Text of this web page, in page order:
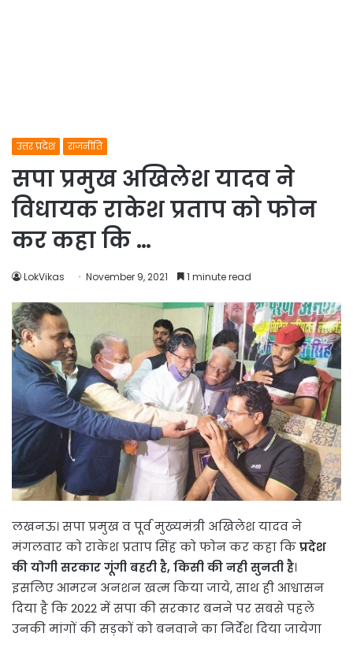
उत्तर प्रदेश राजनीति
सपा प्रमुख अखिलेश यादव ने
विधायक राकेश प्रताप को फोन
कर कहा कि …
LokVikas November 9, 2021 1 minute read
लखनऊ। सपा प्रमुख व पूर्व मुख्यमंत्री अखिलेश यादव ने
मंगलवार को राकेश प्रताप सिंह को फोन कर कहा किप्रदेश
की योगी सरकार गूंगी बहरी है, किसी की नही सुनती है।
इसलिए आमरन अनशन खत्म किया जाये, साथ ही आश्वासन
दिया है कि 2022 में सपा की सरकार बनने पर सबसे पहले
उनकी मांगों की सड़कों को बनवाने का निर्देश दिया जायेगा